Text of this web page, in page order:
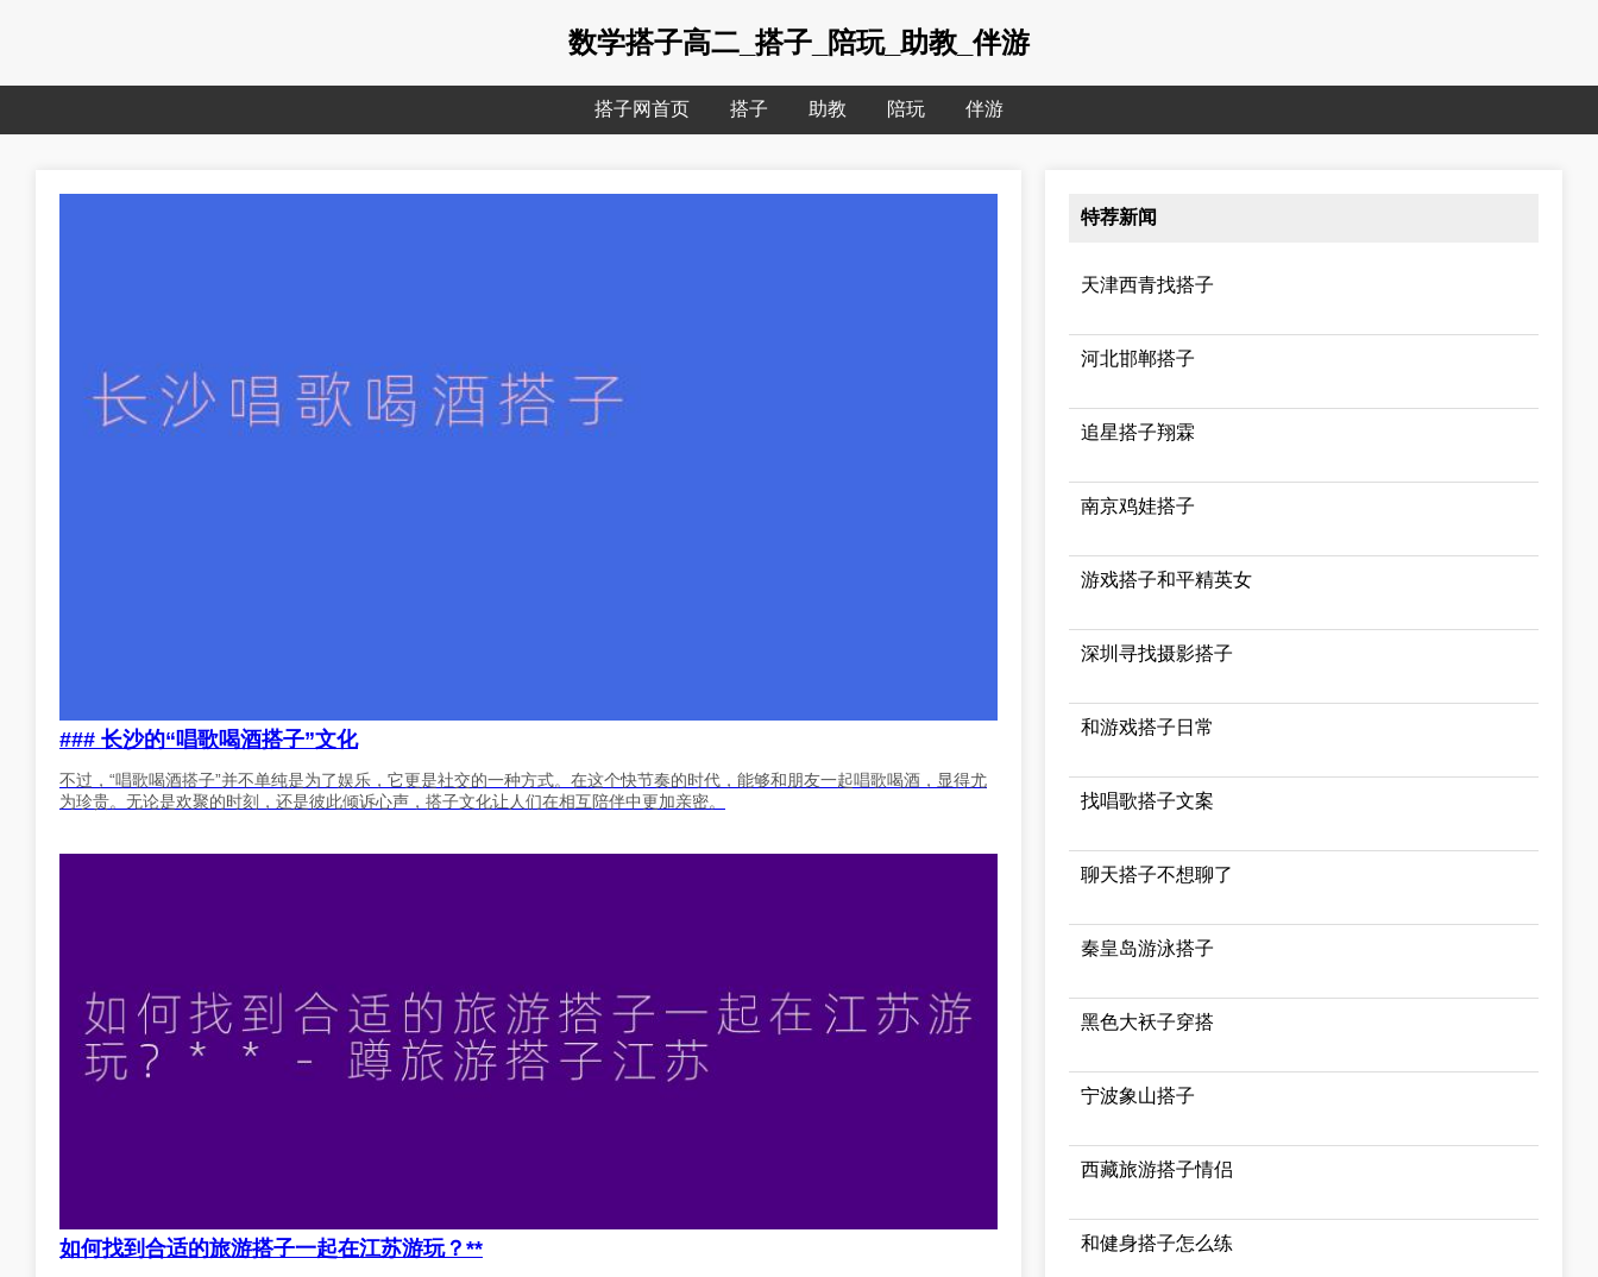
数学搭子高二_搭子_陪玩_助教_伴游
搭子网首页 搭子 助教 陪玩 伴游
### 长沙的“唱歌喝酒搭子”文化
不过，“唱歌喝酒搭子”并不单纯是为了娱乐，它更是社交的一种方式。在这个快节奏的时代，能够和朋友一起唱歌喝酒，显得尤
为珍贵。无论是欢聚的时刻，还是彼此倾诉心声，搭子文化让人们在相互陪伴中更加亲密。
如何找到合适的旅游搭子一起在江苏游玩？**
特荐新闻
天津西青找搭子
河北邯郸搭子
追星搭子翔霖
南京鸡娃搭子
游戏搭子和平精英女
深圳寻找摄影搭子
和游戏搭子日常
找唱歌搭子文案
聊天搭子不想聊了
秦皇岛游泳搭子
黑色大袄子穿搭
宁波象山搭子
西藏旅游搭子情侣
和健身搭子怎么练